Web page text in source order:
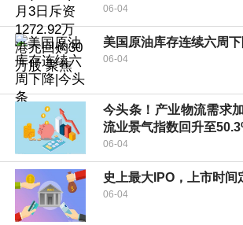
06-04
美国原油库存连续六周
06-04
今头条！产业物流需求
流业景气指数回升至
06-04
史上最大IPO，上市时间
06-04